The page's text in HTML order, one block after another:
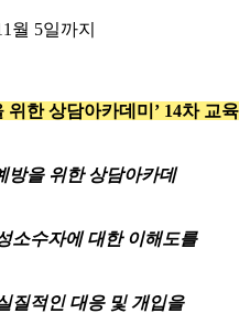
월 5일까지
한 상담아카데미’ 14차 교육
방을 위한 상담아카데
소수자에 대한 이해도를
질적인 대응 및 개입을